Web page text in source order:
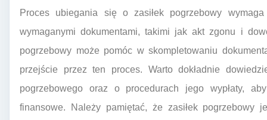
Proces ubiegania się o zasiłek pogrzebowy
wymaganymi dokumentami, takimi jak akt zgonu i
pogrzebowy może pomóc w skompletowaniu
przejście przez ten proces. Warto dokładnie
pogrzebowego oraz o procedurach jego wypłaty,
finansowe. Należy pamiętać, że zasiłek pogrzebowy